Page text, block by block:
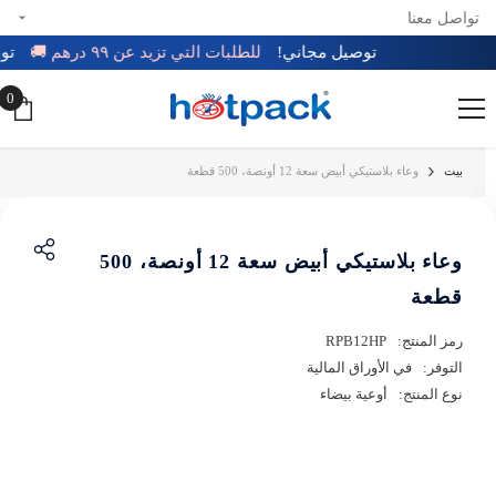
تخطي إلى المحتوى
تواصل معنا
توصيل مجاني! للطلبات التي تزيد عن ٩٩ درهم 🚚
0
0
بيت وعاء بلاستيكي أبيض سعة 12 أونصة، 500 قطعة
وعاء بلاستيكي أبيض سعة 12 أونصة، 500
قطعة
رمز المنتج:
RPB12HP
التوفر:
في الأوراق المالية
نوع المنتج:
أوعية بيضاء